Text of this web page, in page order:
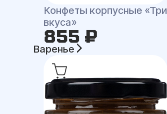
Конфеты корпусные «Три
вкуса»
855 ₽
Варенье